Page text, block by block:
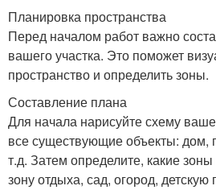
Планировка пространства
Перед началом работ важно
вашего участка. Это поможет
пространство и определить зоны.
Составление плана
Для начала нарисуйте схему
все существующие объекты: дом,
т.д. Затем определите, какие
зону отдыха, сад, огород, детскую